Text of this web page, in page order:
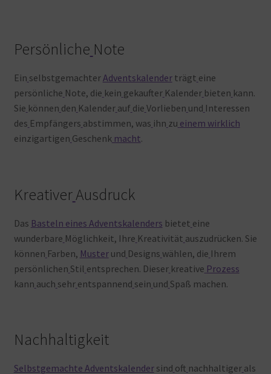
Persönliche Note
Ein selbstgemachterAdventskalenderträgt eine
persönliche Note, die kein gekaufter Kalender bieten kann.
Sie können den Kalender auf die Vorlieben und Interessen
des Empfängers abstimmen, was ihn zu einem wirklich
einzigartigen Geschenkmacht.
KreativerAusdruck
Das Basteln eines Adventskalenders bietet eine
wunderbare Möglichkeit, Ihre Kreativität auszudrücken. Sie
können Farben, Musterund Designs wählen, die Ihrem
persönlichen Stil entsprechen. Dieser kreative Prozess
kann auch sehr entspannend sein und Spaß machen.
Nachhaltigkeit
Selbstgemachte Adventskalendersind oft nachhaltiger als